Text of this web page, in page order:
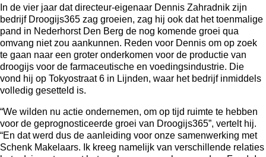
In de vier jaar dat directeur-eigenaar Dennis Zahradnik zijn
bedrijf Droogijs365 zag groeien, zag hij ook dat het toenmalige
pand in Nederhorst Den Berg de nog komende groei qua
omvang niet zou aankunnen. Reden voor Dennis om op zoek
te gaan naar een groter onderkomen voor de productie van
droogijs voor de farmaceutische en voedingsindustrie. Die
vond hij op Tokyostraat 6 in Lijnden, waar het bedrijf inmiddels
volledig gesetteld is.
“We wilden nu actie ondernemen, om op tijd ruimte te hebben
voor de geprognosticeerde groei van Droogijs365”, vertelt hij.
“En dat werd dus de aanleiding voor onze samenwerking met
Schenk Makelaars. Ik kreeg namelijk van verschillende relaties